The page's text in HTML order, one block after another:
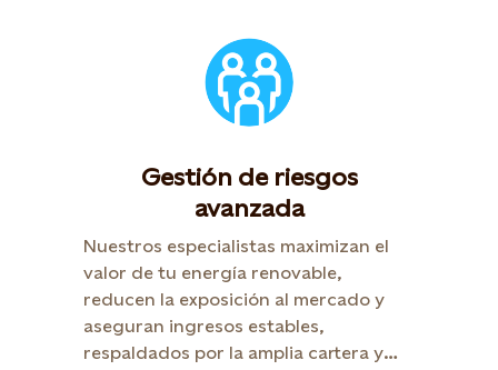
Gestión de riesgos
avanzada
Nuestros especialistas maximizan el
valor de tu energía renovable,
reducen la exposición al mercado y
aseguran ingresos estables,
respaldados por la amplia cartera y